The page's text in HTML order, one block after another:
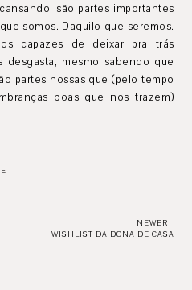
são partes importantes
somos. Daquilo que seremos.
capazes de deixar pra trás
mesmo sabendo que
partes nossas que (pelo tempo
boas que nos trazem)
NEWER
WISHLIST DA DONA DE CASA